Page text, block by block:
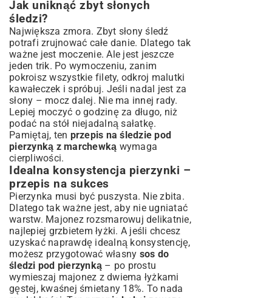
Jak uniknąć zbyt słonych
śledzi?
Największa zmora. Zbyt słony śledź
potrafi zrujnować całe danie. Dlatego tak
ważne jest moczenie. Ale jest jeszcze
jeden trik. Po wymoczeniu, zanim
pokroisz wszystkie filety, odkroj malutki
kawałeczek i spróbuj. Jeśli nadal jest za
słony – mocz dalej. Nie ma innej rady.
Lepiej moczyć o godzinę za długo, niż
podać na stół niejadalną sałatkę.
Pamiętaj, ten przepis na śledzie pod
pierzynką z marchewką wymaga
cierpliwości.
Idealna konsystencja pierzynki –
przepis na sukces
Pierzynka musi być puszysta. Nie zbita.
Dlatego tak ważne jest, aby nie ugniatać
warstw. Majonez rozsmarowuj delikatnie,
najlepiej grzbietem łyżki. A jeśli chcesz
uzyskać naprawdę idealną konsystencję,
możesz przygotować własny sos do
śledzi pod pierzynką – po prostu
wymieszaj majonez z dwiema łyżkami
gęstej, kwaśnej śmietany 18%. To nada